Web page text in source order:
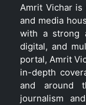
Amrit Vichar
and media
with a strong
digital, and
portal, Amrit
in-depth
and around
journalism